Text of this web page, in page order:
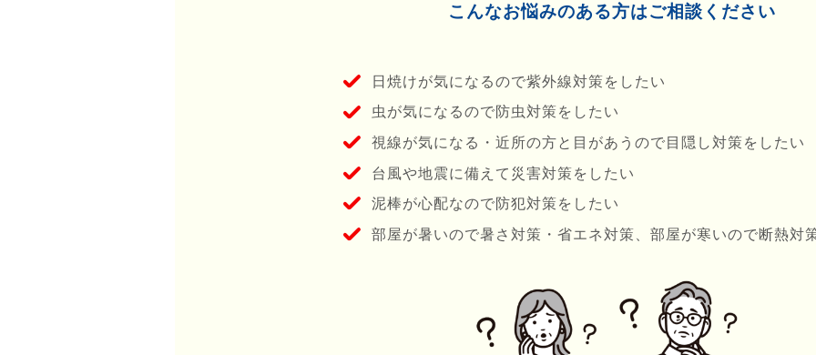
こんなお悩みのある方はご相談ください
⽇焼けが気になるので紫外線対策をしたい
⾍が気になるので防⾍対策をしたい
視線が気になる・近所の⽅と⽬があうので⽬隠し対策をしたい
台⾵や地震に備えて災害対策をしたい
泥棒が心配なので防犯対策をしたい
部屋が暑いので暑さ対策・省エネ対策、部屋が寒いので断熱対